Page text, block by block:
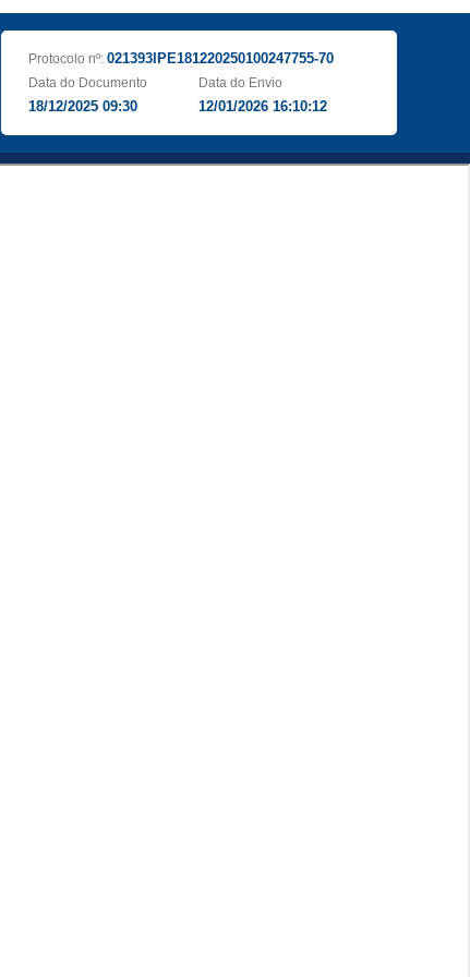
Protocolo nº: 021393IPE181220250100247755-70
Data do Documento
18/12/2025 09:30
Data do Envio
12/01/2026 16:10:12